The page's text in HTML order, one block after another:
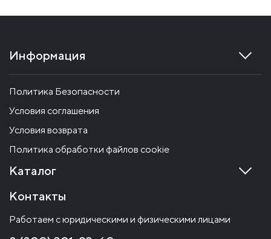
Информация
Политика Безопасности
Условия соглашения
Условия возврата
Политика обработки файлов cookie
Каталог
Контакты
Работаем с юридическими и физическими лицами